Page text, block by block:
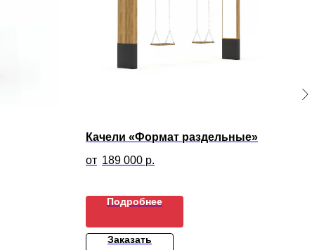
Качели «Формат раздельные»
189 000 р.
Подробнее
Заказать